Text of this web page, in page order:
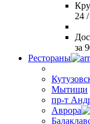
24
за
Рестораны
Мытищи
пр-т
Аврора